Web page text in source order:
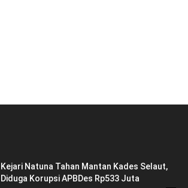
Kejari Natuna Tahan Mantan Kades Selaut,
Diduga Korupsi APBDes Rp533 Juta